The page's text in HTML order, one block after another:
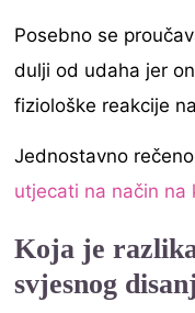
Posebno se
dulji od udaha jer
fiziološke reakcije
Jednostavno
utjecati na način na
Koja je
svjesnog